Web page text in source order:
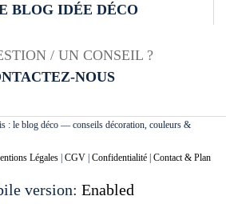
BLOG IDÉE DÉCO
/ UN CONSEIL ?
NOUS
: le blog déco — conseils décoration, couleurs &
Légales | CGV | Confidentialité | Contact & Plan
version: Enabled